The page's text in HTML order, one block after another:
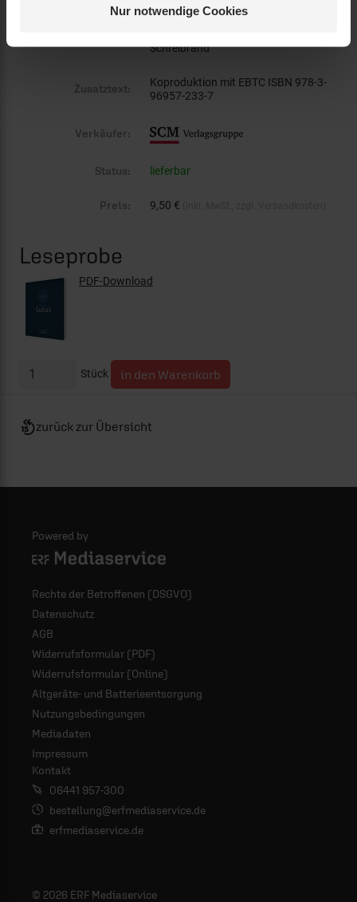
Nur notwendige Cookies
Schreibrand
Zusatztext:
Koproduktion mit EBTC ISBN 978-3-
96957-233-7
Verkäufer:
Status: lieferbar
Preis: 9,50 €
Leseprobe
PDF-Download
Stück
zurück zur Übersicht
Powered by
Logo - ERF Mediaservice
Rechte der Betroffenen (DSGVO)
Datenschutz
AGB
Widerrufsformular (PDF)
Widerrufsformular (Online)
Altgeräte- und Batterieentsorgung
Nutzungsbedingungen
Mediadaten
Impressum
Kontakt
06441 957-300
bestellung@erfmediaservice.de
erfmediaservice.de
© 2026 ERF Mediaservice